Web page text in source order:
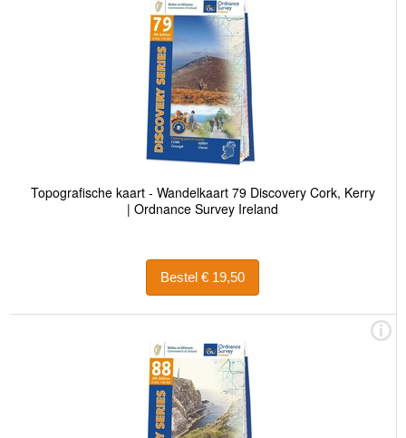
Topografische kaart - Wandelkaart 79 Discovery Cork, Kerry
| Ordnance Survey Ireland
Bestel € 19,50